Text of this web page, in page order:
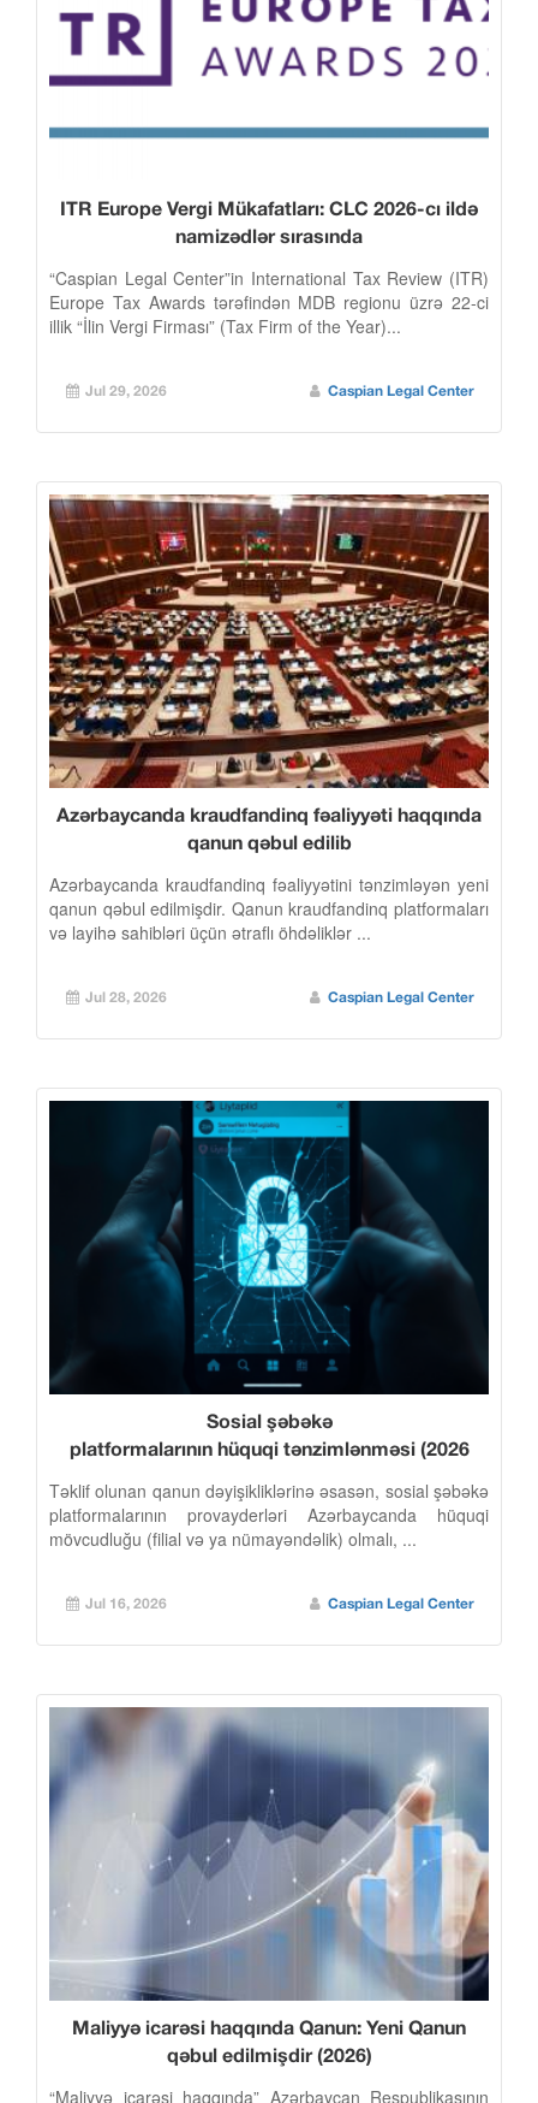
ITR Europe Vergi Mükafatları: CLC 2026-cı ildə
namizədlər sırasında
“Caspian Legal Center”in International Tax Review (ITR)
Europe Tax Awards tərəfindən MDB regionu üzrə 22-ci
illik “İlin Vergi Firması” (Tax Firm of the Year)...
Jul 29, 2026 Caspian Legal Center
Azərbaycanda kraudfandinq fəaliyyəti haqqında
qanun qəbul edilib
Azərbaycanda kraudfandinq fəaliyyətini tənzimləyən yeni
qanun qəbul edilmişdir. Qanun kraudfandinq platformaları
və layihə sahibləri üçün ətraflı öhdəliklər ...
Jul 28, 2026 Caspian Legal Center
Sosial şəbəkə
platformalarının hüquqi tənzimlənməsi (2026
Təklif olunan qanun dəyişikliklərinə əsasən, sosial şəbəkə
platformalarının provayderləri Azərbaycanda hüquqi
mövcudluğu (filial və ya nümayəndəlik) olmalı, ...
Jul 16, 2026 Caspian Legal Center
Maliyyə icarəsi haqqında Qanun: Yeni Qanun
qəbul edilmişdir (2026)
“Maliyyə icarəsi haqqında” Azərbaycan Respublikasının